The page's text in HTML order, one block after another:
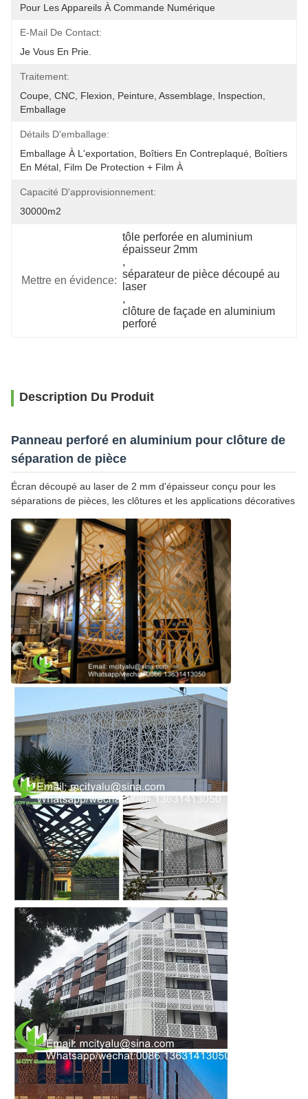
Pour Les Appareils À Commande Numérique
E-Mail De Contact:
Je Vous En Prie.
Traitement:
Coupe, CNC, Flexion, Peinture, Assemblage, Inspection,
Emballage
Détails D'emballage:
Emballage À L'exportation, Boîtiers En Contreplaqué, Boîtiers
En Métal, Film De Protection + Film À
Capacité D'approvisionnement:
30000m2
Mettre en évidence:
tôle perforée en aluminium
épaisseur 2mm
,
séparateur de pièce découpé au
laser
,
clôture de façade en aluminium
perforé
Description Du Produit
Panneau perforé en aluminium pour clôture de
séparation de pièce
Écran découpé au laser de 2 mm d'épaisseur conçu pour les
séparations de pièces, les clôtures et les applications décoratives